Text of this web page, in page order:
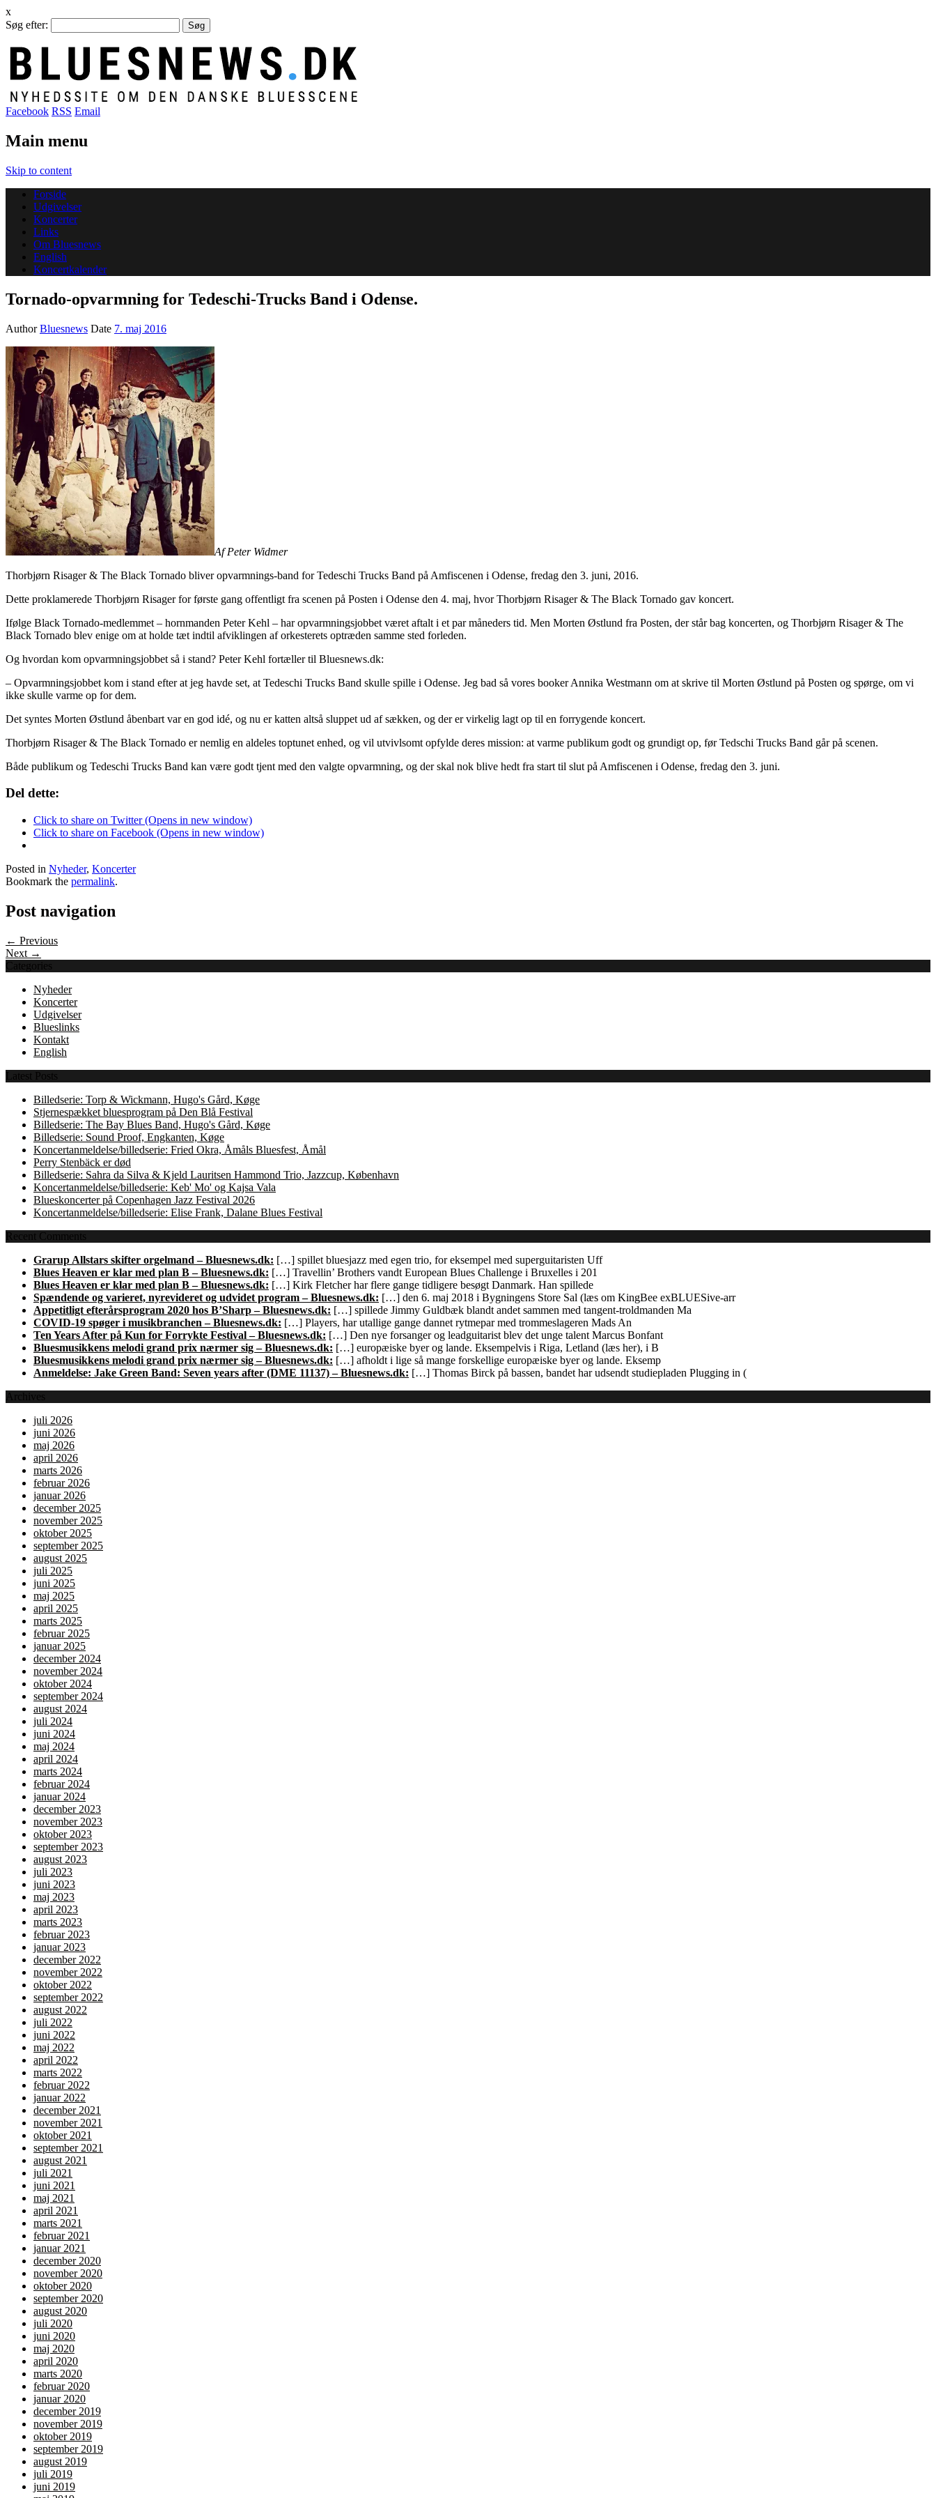
x
Søg efter:
Facebook RSS Email
Main menu
Skip to content
Forside
Udgivelser
Koncerter
Links
Om Bluesnews
English
Koncertkalender
Tornado-opvarmning for Tedeschi-Trucks Band i Odense.
AuthorBluesnews Date 7. maj 2016
Af Peter Widmer
Thorbjørn Risager & The Black Tornado bliver opvarmnings-band for Tedeschi Trucks Band på Amfiscenen i Odense, fredag den 3. juni, 2016.
Dette proklamerede Thorbjørn Risager for første gang offentligt fra scenen på Posten i Odense den 4. maj, hvor Thorbjørn Risager & The Black Tornado gav koncert.
Ifølge Black Tornado-medlemmet – hornmanden Peter Kehl – har opvarmningsjobbet været aftalt i et par måneders tid. Men Morten Østlund fra Posten, der står bag koncerten, og Thorbjørn Risager & The
Black Tornado blev enige om at holde tæt indtil afviklingen af orkesterets optræden samme sted forleden.
Og hvordan kom opvarmningsjobbet så i stand? Peter Kehl fortæller til Bluesnews.dk:
– Opvarmningsjobbet kom i stand efter at jeg havde set, at Tedeschi Trucks Band skulle spille i Odense. Jeg bad så vores booker Annika Westmann om at skrive til Morten Østlund på Posten og spørge, om vi
ikke skulle varme op for dem.
Det syntes Morten Østlund åbenbart var en god idé, og nu er katten altså sluppet ud af sækken, og der er virkelig lagt op til en forrygende koncert.
Thorbjørn Risager & The Black Tornado er nemlig en aldeles toptunet enhed, og vil utvivlsomt opfylde deres mission: at varme publikum godt og grundigt op, før Tedschi Trucks Band går på scenen.
Både publikum og Tedeschi Trucks Band kan være godt tjent med den valgte opvarmning, og der skal nok blive hedt fra start til slut på Amfiscenen i Odense, fredag den 3. juni.
Del dette:
Click to share on Twitter (Opens in new window)
Click to share on Facebook (Opens in new window)
Posted in Nyheder, Koncerter
Bookmark the permalink.
Post navigation
← Previous
Next →
Categories
Nyheder
Koncerter
Udgivelser
Blueslinks
Kontakt
English
Latest Posts
Billedserie: Torp & Wickmann, Hugo's Gård, Køge
Stjernespækket bluesprogram på Den Blå Festival
Billedserie: The Bay Blues Band, Hugo's Gård, Køge
Billedserie: Sound Proof, Engkanten, Køge
Koncertanmeldelse/billedserie: Fried Okra, Åmåls Bluesfest, Åmål
Perry Stenbäck er død
Billedserie: Sahra da Silva & Kjeld Lauritsen Hammond Trio, Jazzcup, København
Koncertanmeldelse/billedserie: Keb' Mo' og Kajsa Vala
Blueskoncerter på Copenhagen Jazz Festival 2026
Koncertanmeldelse/billedserie: Elise Frank, Dalane Blues Festival
Recent Comments
Grarup Allstars skifter orgelmand – Bluesnews.dk: […] spillet bluesjazz med egen trio, for eksempel med superguitaristen Uff
Blues Heaven er klar med plan B – Bluesnews.dk: […] Travellin’ Brothers vandt European Blues Challenge i Bruxelles i 201
Blues Heaven er klar med plan B – Bluesnews.dk: […] Kirk Fletcher har flere gange tidligere besøgt Danmark. Han spillede
Spændende og varieret, nyrevideret og udvidet program – Bluesnews.dk: […] den 6. maj 2018 i Bygningens Store Sal (læs om KingBee exBLUESive-arr
Appetitligt efterårsprogram 2020 hos B’Sharp – Bluesnews.dk: […] spillede Jimmy Guldbæk blandt andet sammen med tangent-troldmanden Ma
COVID-19 spøger i musikbranchen – Bluesnews.dk: […] Players, har utallige gange dannet rytmepar med trommeslageren Mads An
Ten Years After på Kun for Forrykte Festival – Bluesnews.dk: […] Den nye forsanger og leadguitarist blev det unge talent Marcus Bonfant
Bluesmusikkens melodi grand prix nærmer sig – Bluesnews.dk: […] europæiske byer og lande. Eksempelvis i Riga, Letland (læs her), i B
Bluesmusikkens melodi grand prix nærmer sig – Bluesnews.dk: […] afholdt i lige så mange forskellige europæiske byer og lande. Eksemp
Anmeldelse: Jake Green Band: Seven years after (DME 11137) – Bluesnews.dk: […] Thomas Birck på bassen, bandet har udsendt studiepladen Plugging in (
Archives
juli 2026
juni 2026
maj 2026
april 2026
marts 2026
februar 2026
januar 2026
december 2025
november 2025
oktober 2025
september 2025
august 2025
juli 2025
juni 2025
maj 2025
april 2025
marts 2025
februar 2025
januar 2025
december 2024
november 2024
oktober 2024
september 2024
august 2024
juli 2024
juni 2024
maj 2024
april 2024
marts 2024
februar 2024
januar 2024
december 2023
november 2023
oktober 2023
september 2023
august 2023
juli 2023
juni 2023
maj 2023
april 2023
marts 2023
februar 2023
januar 2023
december 2022
november 2022
oktober 2022
september 2022
august 2022
juli 2022
juni 2022
maj 2022
april 2022
marts 2022
februar 2022
januar 2022
december 2021
november 2021
oktober 2021
september 2021
august 2021
juli 2021
juni 2021
maj 2021
april 2021
marts 2021
februar 2021
januar 2021
december 2020
november 2020
oktober 2020
september 2020
august 2020
juli 2020
juni 2020
maj 2020
april 2020
marts 2020
februar 2020
januar 2020
december 2019
november 2019
oktober 2019
september 2019
august 2019
juli 2019
juni 2019